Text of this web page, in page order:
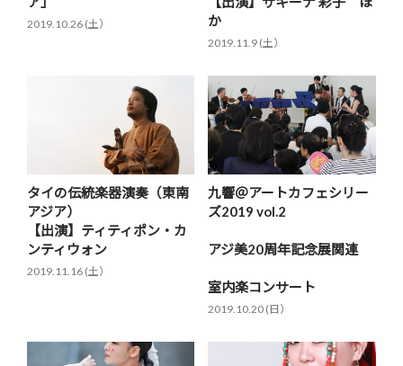
2019.10.26 (土）
か
2019.11.9 (土）
タイの伝統楽器演奏（東南
アジア）
【出演】ティティポン・カ
ンティウォン
2019.11.16 (土）
九響＠アートカフェシリー
ズ2019 vol.2
アジ美20周年記念展関連
室内楽コンサート
2019.10.20 (日）